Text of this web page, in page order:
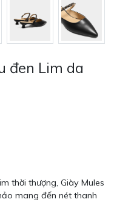
đen Lim da
thời thượng, Giày Mules
mang đến nét thanh